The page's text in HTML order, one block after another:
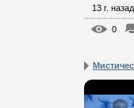
13 г. назад
0